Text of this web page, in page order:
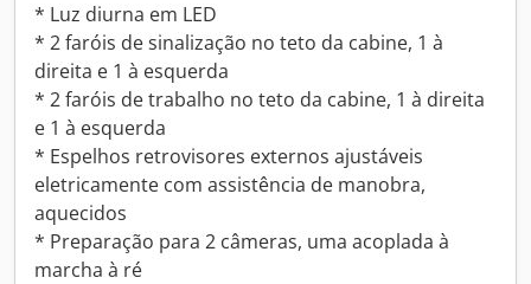
* Luz diurna em LED
* 2 faróis de sinalização no teto da cabine, 1 à
direita e 1 à esquerda
* 2 faróis de trabalho no teto da cabine, 1 à direita
e 1 à esquerda
* Espelhos retrovisores externos ajustáveis
eletricamente com assistência de manobra,
aquecidos
* Preparação para 2 câmeras, uma acoplada à
marcha à ré